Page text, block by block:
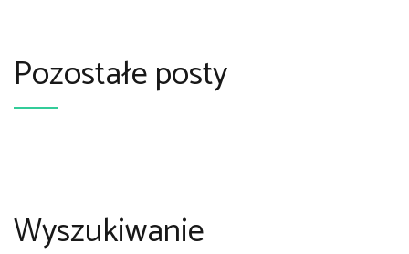
Pozostałe posty
Wyszukiwanie